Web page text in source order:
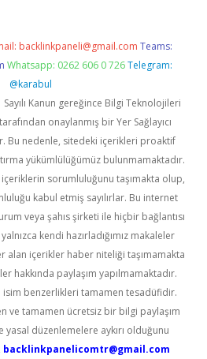
backlinkpaneli@gmail.com Teams:
Whatsapp: 0262 606 0 726 Telegram:
@karabul
Sayılı Kanun gereğince Bilgi Teknolojileri
onaylanmış bir Yer Sağlayıcı
Bu nedenle, sitedeki içerikleri proaktif
yükümlülüğümüz bulunmamaktadır.
içeriklerin sorumluluğunu taşımakta olup,
kabul etmiş sayılırlar. Bu internet
veya şahıs şirketi ile hiçbir bağlantısı
kendi hazırladığımız makaleler
alan içerikler haber niteliği taşımamakta
hakkında paylaşım yapılmamaktadır.
isim benzerlikleri tamamen tesadüfidir.
ve tamamen ücretsiz bir bilgi paylaşım
düzenlemelere aykırı olduğunu
backlinkpanelicomtr@gmail.com